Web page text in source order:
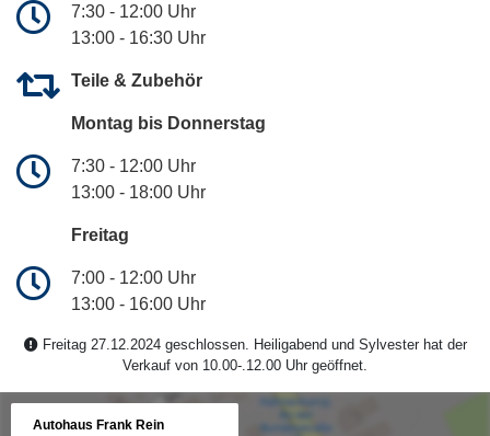
7:30 - 12:00 Uhr
13:00 - 16:30 Uhr
Teile & Zubehör
Montag bis Donnerstag
7:30 - 12:00 Uhr
13:00 - 18:00 Uhr
Freitag
7:00 - 12:00 Uhr
13:00 - 16:00 Uhr
Freitag 27.12.2024 geschlossen. Heiligabend und Sylvester hat der
Verkauf von 10.00-.12.00 Uhr geöffnet.
Autohaus Frank Rein